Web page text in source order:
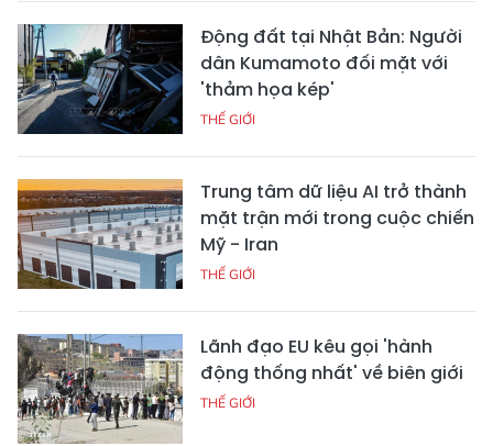
Động đất tại Nhật Bản: Người
dân Kumamoto đối mặt với
'thảm họa kép'
THẾ GIỚI
Trung tâm dữ liệu AI trở thành
mặt trận mới trong cuộc chiến
Mỹ - Iran
THẾ GIỚI
Lãnh đạo EU kêu gọi 'hành
động thống nhất' về biên giới
THẾ GIỚI